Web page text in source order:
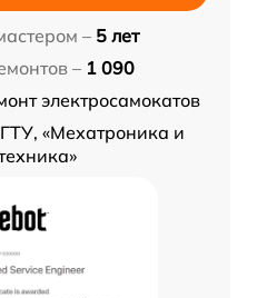
– 5 лет
– 1 090
электросамокатов
«Мехатроника и